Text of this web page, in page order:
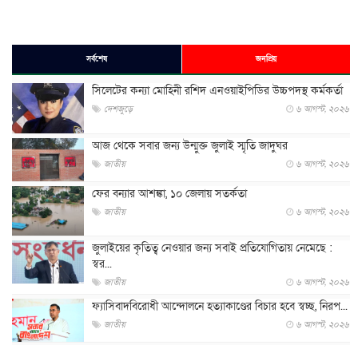
সর্বশেষ জনপ্রিয়
সিলেটের কন্যা মোহিনী রশিদ এনওয়াইপিডির উচ্চপদস্থ কর্মকর্তা
দেশজুড়ে ৬ আগস্ট, ২০২৬
আজ থেকে সবার জন্য উন্মুক্ত জুলাই স্মৃতি জাদুঘর
জাতীয় ৬ আগস্ট, ২০২৬
ফের বন্যার আশঙ্কা, ১০ জেলায় সতর্কতা
জাতীয় ৬ আগস্ট, ২০২৬
জুলাইয়ের কৃতিত্ব নেওয়ার জন্য সবাই প্রতিযোগিতায় নেমেছে :
স্বর...
জাতীয় ৬ আগস্ট, ২০২৬
ফ্যাসিবাদবিরোধী আন্দোলনে হত্যাকাণ্ডের বিচার হবে স্বচ্ছ, নিরপ...
জাতীয় ৬ আগস্ট, ২০২৬